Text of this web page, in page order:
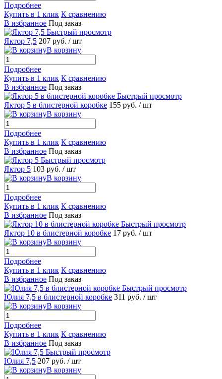
Подробнее
Купить в 1 клик К сравнению
В избранное Под заказ
Быстрый просмотр
Яктор 7,5 207 руб. / шт
В корзину
Подробнее
Купить в 1 клик К сравнению
В избранное Под заказ
Быстрый просмотр
Яктор 5 в блистерной коробке 155 руб. / шт
В корзину
Подробнее
Купить в 1 клик К сравнению
В избранное Под заказ
Быстрый просмотр
Яктор 5 103 руб. / шт
В корзину
Подробнее
Купить в 1 клик К сравнению
В избранное Под заказ
Быстрый просмотр
Яктор 10 в блистерной коробке 17 руб. / шт
В корзину
Подробнее
Купить в 1 клик К сравнению
В избранное Под заказ
Быстрый просмотр
Юлия 7,5 в блистерной коробке 311 руб. / шт
В корзину
Подробнее
Купить в 1 клик К сравнению
В избранное Под заказ
Быстрый просмотр
Юлия 7,5 207 руб. / шт
В корзину